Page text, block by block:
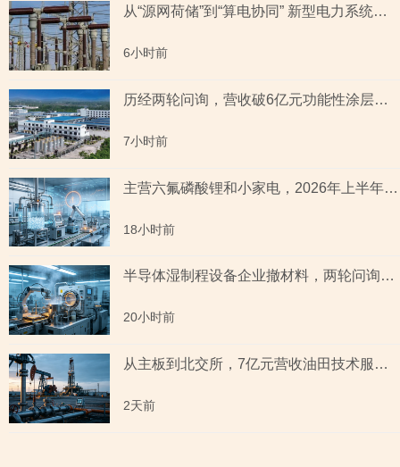
从“源网荷储”到“算电协同” 新型电力系统指数全景透视六大赛道
6小时前
历经两轮问询，营收破6亿元功能性涂层材料企业“撤稿”，应收账款坏账计提充分性及销售费用率低于同行均值合理性遭“连环问”
7小时前
主营六氟磷酸锂和小家电，2026年上半年预测盈利超2亿元，虚增收入被ST背后子公司未完成业绩承诺
18小时前
半导体湿制程设备企业撤材料，两轮问询聚焦收入确认时点准确性，原材料采购公允性引关注
20小时前
从主板到北交所，7亿元营收油田技术服务商两次撤单，募投项目必要性与核心技术竞争力遭“拷问”
2天前